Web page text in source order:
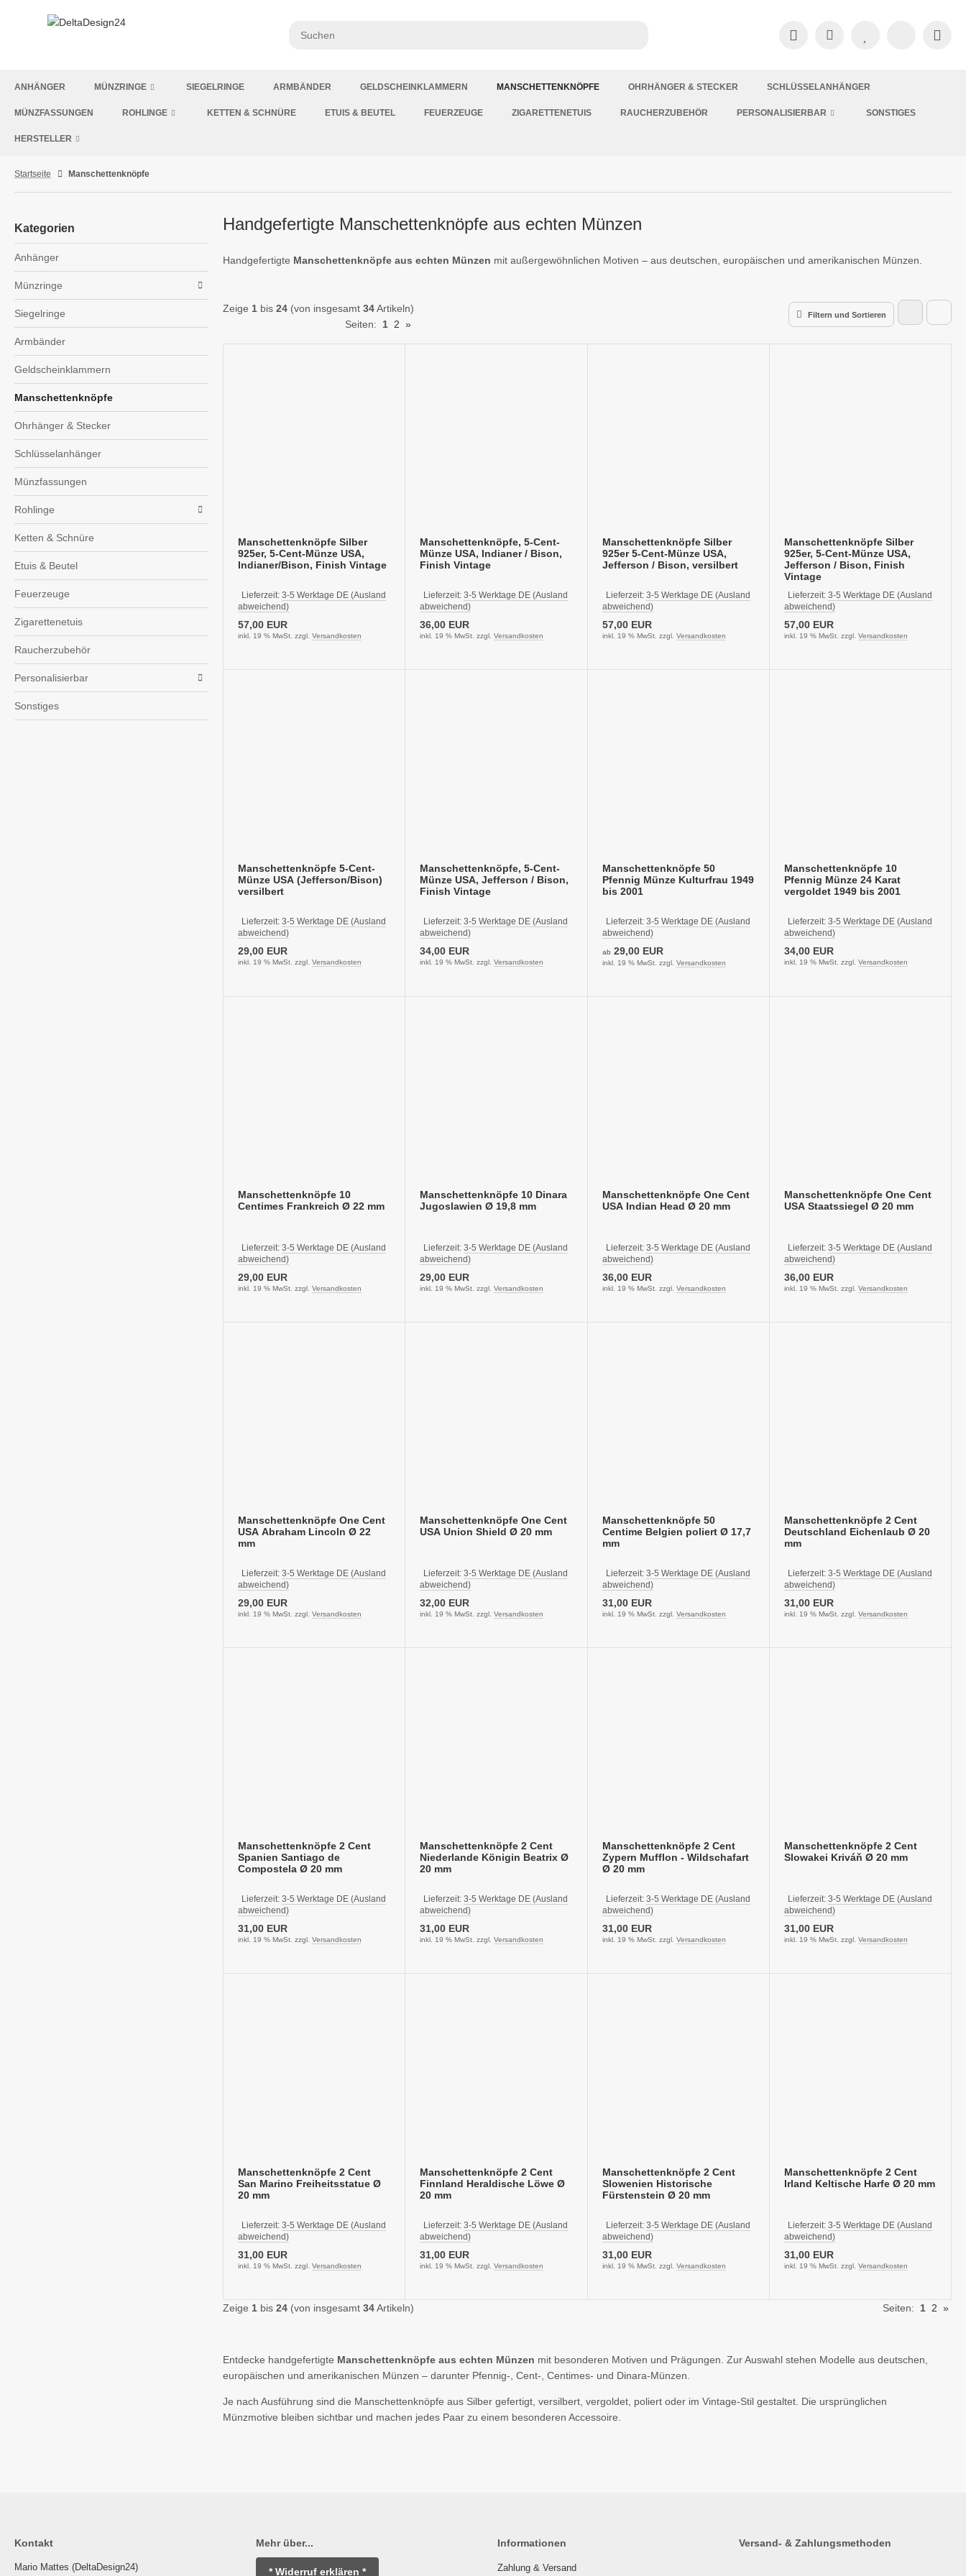
ANHÄNGER MÜNZRINGE SIEGELRINGE ARMBÄNDER GELDSCHEINKLAMMERN MANSCHETTENKNÖPFE OHRHÄNGER & STECKER SCHLÜSSELANHÄNGER
MÜNZFASSUNGEN ROHLINGE KETTEN & SCHNÜRE ETUIS & BEUTEL FEUERZEUGE ZIGARETTENETUIS RAUCHERZUBEHÖR PERSONALISIERBAR SONSTIGES
HERSTELLER
Startseite Manschettenknöpfe
Kategorien
Anhänger
Münzringe
Siegelringe
Armbänder
Geldscheinklammern
Manschettenknöpfe
Ohrhänger & Stecker
Schlüsselanhänger
Münzfassungen
Rohlinge
Ketten & Schnüre
Etuis & Beutel
Feuerzeuge
Zigarettenetuis
Raucherzubehör
Personalisierbar
Sonstiges
Handgefertigte Manschettenknöpfe aus echten Münzen
Handgefertigte Manschettenknöpfe aus echten Münzen mit außergewöhnlichen Motiven – aus deutschen, europäischen und amerikanischen Münzen.
Filtern und Sortieren
Zeige 1 bis 24 (von insgesamt 34Artikeln)
Seiten: 1 2 »
Manschettenknöpfe Silber
925er, 5-Cent-Münze USA,
Indianer/Bison, Finish Vintage
Lieferzeit: 3-5 Werktage DE (Ausland
abweichend)
57,00 EUR
inkl. 19 % MwSt. zzgl. Versandkosten
Manschettenknöpfe, 5-Cent-
Münze USA, Indianer / Bison,
Finish Vintage
Lieferzeit:3-5 Werktage DE (Ausland
abweichend)
36,00 EUR
inkl. 19 % MwSt. zzgl.Versandkosten
Manschettenknöpfe Silber
925er 5-Cent-Münze USA,
Jefferson / Bison, versilbert
Lieferzeit: 3-5 Werktage DE (Ausland
abweichend)
57,00 EUR
inkl. 19 % MwSt. zzgl. Versandkosten
Manschettenknöpfe Silber
925er, 5-Cent-Münze USA,
Jefferson / Bison, Finish
Vintage
Lieferzeit: 3-5 Werktage DE (Ausland
abweichend)
57,00 EUR
inkl. 19 % MwSt. zzgl. Versandkosten
Manschettenknöpfe 5-Cent-
Münze USA (Jefferson/Bison)
versilbert
Lieferzeit: 3-5 Werktage DE (Ausland
abweichend)
29,00 EUR
inkl. 19 % MwSt. zzgl. Versandkosten
Manschettenknöpfe, 5-Cent-
Münze USA, Jefferson / Bison,
Finish Vintage
Lieferzeit:3-5 Werktage DE (Ausland
abweichend)
34,00 EUR
inkl. 19 % MwSt. zzgl.Versandkosten
Manschettenknöpfe 50
Pfennig Münze Kulturfrau 1949
bis 2001
Lieferzeit: 3-5 Werktage DE (Ausland
abweichend)
ab 29,00 EUR
inkl. 19 % MwSt. zzgl. Versandkosten
Manschettenknöpfe 10
Pfennig Münze 24 Karat
vergoldet 1949 bis 2001
Lieferzeit: 3-5 Werktage DE (Ausland
abweichend)
34,00 EUR
inkl. 19 % MwSt. zzgl. Versandkosten
Manschettenknöpfe 10
Centimes Frankreich Ø 22 mm
Lieferzeit: 3-5 Werktage DE (Ausland
abweichend)
29,00 EUR
inkl. 19 % MwSt. zzgl. Versandkosten
Manschettenknöpfe 10 Dinara
Jugoslawien Ø 19,8 mm
Lieferzeit:3-5 Werktage DE (Ausland
abweichend)
29,00 EUR
inkl. 19 % MwSt. zzgl.Versandkosten
Manschettenknöpfe One Cent
USA Indian Head Ø 20 mm
Lieferzeit: 3-5 Werktage DE (Ausland
abweichend)
36,00 EUR
inkl. 19 % MwSt. zzgl. Versandkosten
Manschettenknöpfe One Cent
USA Staatssiegel Ø 20 mm
Lieferzeit: 3-5 Werktage DE (Ausland
abweichend)
36,00 EUR
inkl. 19 % MwSt. zzgl. Versandkosten
Manschettenknöpfe One Cent
USA Abraham Lincoln Ø 22
mm
Lieferzeit: 3-5 Werktage DE (Ausland
abweichend)
29,00 EUR
inkl. 19 % MwSt. zzgl. Versandkosten
Manschettenknöpfe One Cent
USA Union Shield Ø 20 mm
Lieferzeit:3-5 Werktage DE (Ausland
abweichend)
32,00 EUR
inkl. 19 % MwSt. zzgl.Versandkosten
Manschettenknöpfe 50
Centime Belgien poliert Ø 17,7
mm
Lieferzeit: 3-5 Werktage DE (Ausland
abweichend)
31,00 EUR
inkl. 19 % MwSt. zzgl. Versandkosten
Manschettenknöpfe 2 Cent
Deutschland Eichenlaub Ø 20
mm
Lieferzeit: 3-5 Werktage DE (Ausland
abweichend)
31,00 EUR
inkl. 19 % MwSt. zzgl. Versandkosten
Manschettenknöpfe 2 Cent
Spanien Santiago de
Compostela Ø 20 mm
Lieferzeit: 3-5 Werktage DE (Ausland
abweichend)
31,00 EUR
inkl. 19 % MwSt. zzgl. Versandkosten
Manschettenknöpfe 2 Cent
Niederlande Königin Beatrix Ø
20 mm
Lieferzeit:3-5 Werktage DE (Ausland
abweichend)
31,00 EUR
inkl. 19 % MwSt. zzgl.Versandkosten
Manschettenknöpfe 2 Cent
Zypern Mufflon - Wildschafart
Ø 20 mm
Lieferzeit: 3-5 Werktage DE (Ausland
abweichend)
31,00 EUR
inkl. 19 % MwSt. zzgl. Versandkosten
Manschettenknöpfe 2 Cent
Slowakei Kriváň Ø 20 mm
Lieferzeit: 3-5 Werktage DE (Ausland
abweichend)
31,00 EUR
inkl. 19 % MwSt. zzgl. Versandkosten
Manschettenknöpfe 2 Cent
San Marino Freiheitsstatue Ø
20 mm
Lieferzeit: 3-5 Werktage DE (Ausland
abweichend)
31,00 EUR
inkl. 19 % MwSt. zzgl. Versandkosten
Manschettenknöpfe 2 Cent
Finnland Heraldische Löwe Ø
20 mm
Lieferzeit:3-5 Werktage DE (Ausland
abweichend)
31,00 EUR
inkl. 19 % MwSt. zzgl.Versandkosten
Manschettenknöpfe 2 Cent
Slowenien Historische
Fürstenstein Ø 20 mm
Lieferzeit: 3-5 Werktage DE (Ausland
abweichend)
31,00 EUR
inkl. 19 % MwSt. zzgl. Versandkosten
Manschettenknöpfe 2 Cent
Irland Keltische Harfe Ø 20 mm
Lieferzeit: 3-5 Werktage DE (Ausland
abweichend)
31,00 EUR
inkl. 19 % MwSt. zzgl. Versandkosten
Zeige 1 bis 24 (von insgesamt 34Artikeln) Seiten: 1 2 »
Entdecke handgefertigte Manschettenknöpfe aus echten Münzen mit besonderen Motiven und Prägungen. Zur Auswahl stehen Modelle aus deutschen,
europäischen und amerikanischen Münzen – darunter Pfennig-, Cent-, Centimes- und Dinara-Münzen.
Je nach Ausführung sind die Manschettenknöpfe aus Silber gefertigt, versilbert, vergoldet, poliert oder im Vintage-Stil gestaltet. Die ursprünglichen
Münzmotive bleiben sichtbar und machen jedes Paar zu einem besonderen Accessoire.
Kontakt
Mario Mattes (DeltaDesign24)
Mehr über...
* Widerruf erklären *
Informationen
Zahlung & Versand
Versand- & Zahlungsmethoden